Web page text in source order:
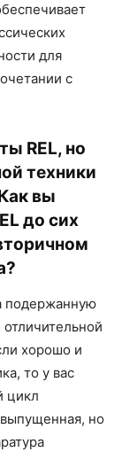
для
с
REL, но
техники
вы
до сих
подержанную
хорошо и
то у вас
цикл
но